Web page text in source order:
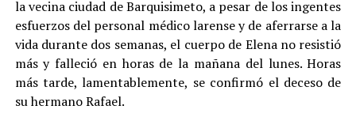
la vecina ciudad de Barquisimeto, a pesar de los ingentes
esfuerzos del personal médico larense y de aferrarse a la
vida durante dos semanas, el cuerpo de Elena no resistió
más y falleció en horas de la mañana del lunes. Horas
más tarde, lamentablemente, se confirmó el deceso de
su hermano Rafael.